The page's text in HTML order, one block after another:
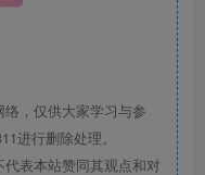
，仅供大家学习与参
进行删除处理。
表本站赞同其观点和对